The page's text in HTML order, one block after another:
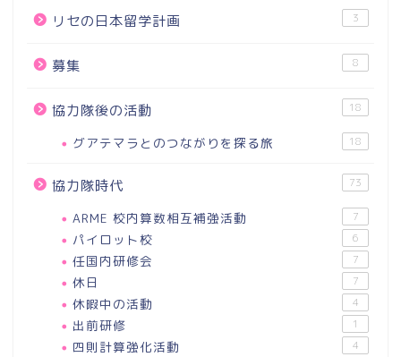
リセの日本留学計画 3
募集 8
協力隊後の活動 18
グアテマラとのつながりを探る旅 18
協力隊時代 73
ARME 校内算数相互補強活動 7
パイロット校 6
任国内研修会 7
休日 7
休暇中の活動 4
出前研修 1
四則計算強化活動 4